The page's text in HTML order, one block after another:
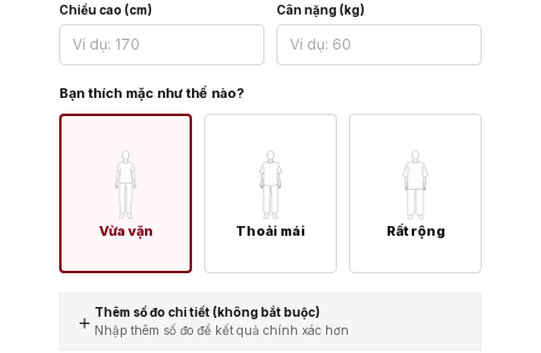
Chiều cao (cm) Cân nặng (kg)
Bạn thích mặc như thế nào?
Vừa vặn Thoải mái Rất rộng
＋ Thêm số đo chi tiết (không bắt buộc)
Nhập thêm số đo để kết quả chính xác hơn